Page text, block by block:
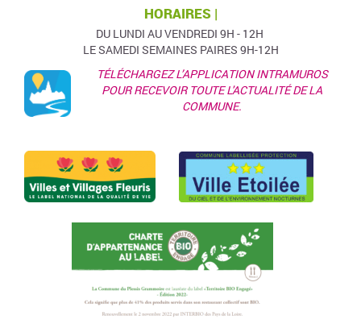
HORAIRES |
DU LUNDI AU VENDREDI 9H - 12H
LE SAMEDI SEMAINES PAIRES 9H-12H
TÉLÉCHARGEZ L’APPLICATION INTRAMUROS
POUR RECEVOIR TOUTE L'ACTUALITÉ DE LA
COMMUNE.